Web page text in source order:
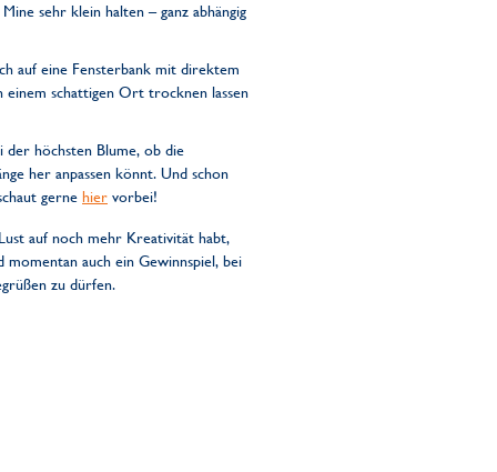
sehr klein halten – ganz abhängig
auf eine Fensterbank mit direktem
einem schattigen Ort trocknen lassen
höchsten Blume, ob die
her anpassen könnt. Und schon
gerne hier vorbei!
auf noch mehr Kreativität habt,
momentan auch ein Gewinnspiel, bei
zu dürfen.